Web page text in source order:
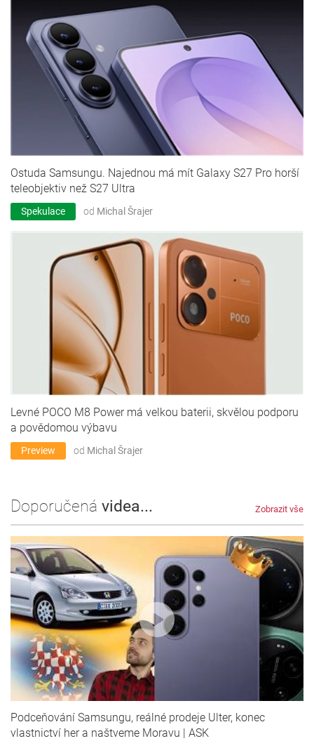
Ostuda Samsungu. Najednou má mít Galaxy S27 Pro horší
teleobjektiv než S27 Ultra
Spekulace od Michal Šrajer
Levné POCO M8 Power má velkou baterii, skvělou podporu
a povědomou výbavu
Preview od Michal Šrajer
Doporučená videa... Zobrazit vše
Podceňování Samsungu, reálné prodeje Ulter, konec
vlastnictví her a naštveme Moravu | ASK